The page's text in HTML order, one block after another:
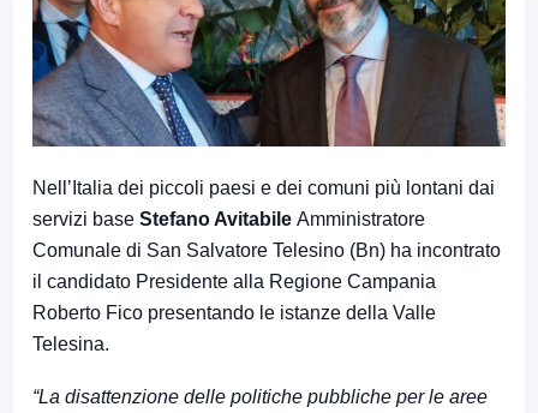
Nell’Italia dei piccoli paesi e dei comuni più lontani dai
servizi base Stefano Avitabile Amministratore
Comunale di San Salvatore Telesino (Bn) ha incontrato
il candidato Presidente alla Regione Campania
Roberto Fico presentando le istanze della Valle
Telesina.
“La disattenzione delle politiche pubbliche per le aree